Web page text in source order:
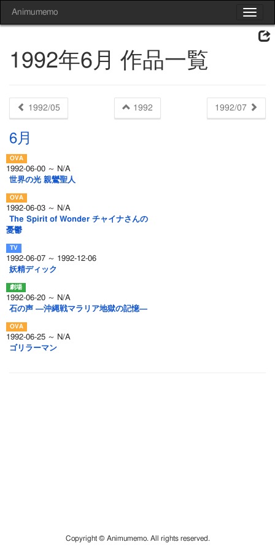
Toggle
Animumemo
1992年6月 作品一覧
1992/05 1992 1992/07
6月
1992-06-00 ～ N/A
世界の光 親鸞聖人
1992-06-03 ～ N/A
The Spirit of Wonder チャイナさんの
憂鬱
1992-06-07 ～ 1992-12-06
妖精ディック
1992-06-20 ～ N/A
石の声 ―沖縄戦マラリア地獄の記憶―
1992-06-25 ～ N/A
ゴリラーマン
Copyright © Animumemo. All rights reserved.